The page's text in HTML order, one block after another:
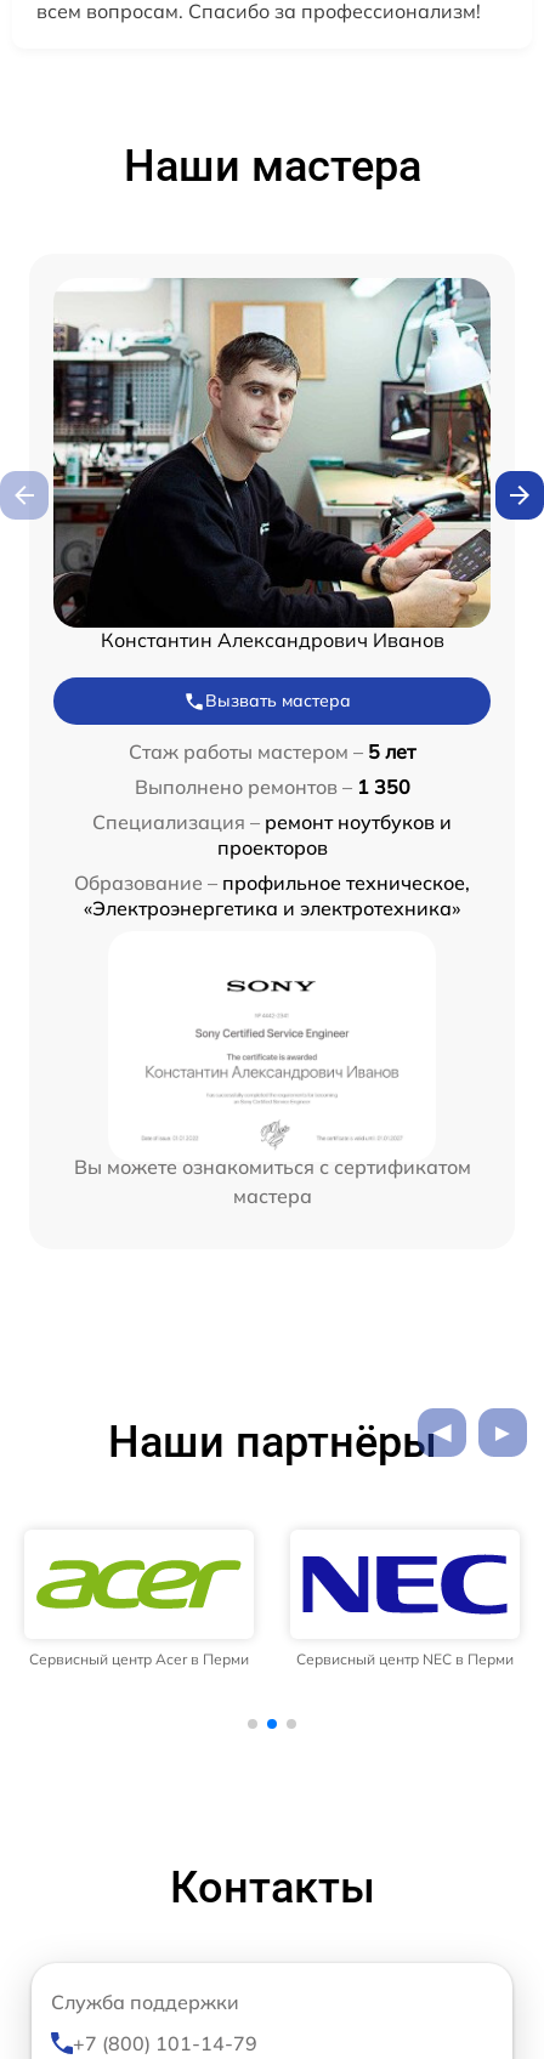
всем вопросам. Спасибо за профессионализм!
Наши мастера
Константин Александрович Иванов
Вызвать мастера
Стаж работы мастером – 5 лет
Выполнено ремонтов – 1 350
Специализация – ремонт ноутбуков и
проекторов
Образование – профильное техническое,
«Электроэнергетика и электротехника»
Вы можете ознакомиться с сертификатом
мастера
Наши партнёры
Сервисный центр Acer в Перми Сервисный центр NEC в Перми
Контакты
Служба поддержки
+7 (800) 101-14-79